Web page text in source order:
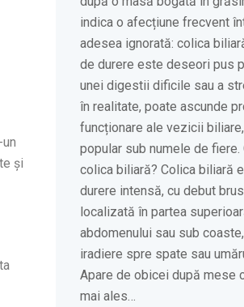
și
indica o afecțiune frecvent
adesea ignorată: colica
de durere este deseori pus
unei digestii dificile sau a
în realitate, poate ascunde
funcționare ale vezicii
popular sub numele de fiere.
colica biliară? Colica biliară
durere intensă, cu debut
localizată în partea
abdomenului sau sub
iradiere spre spate sau
Apare de obicei după mese
mai ales…